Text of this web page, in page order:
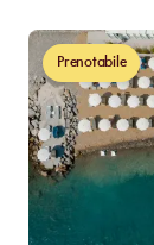
Prenotabile